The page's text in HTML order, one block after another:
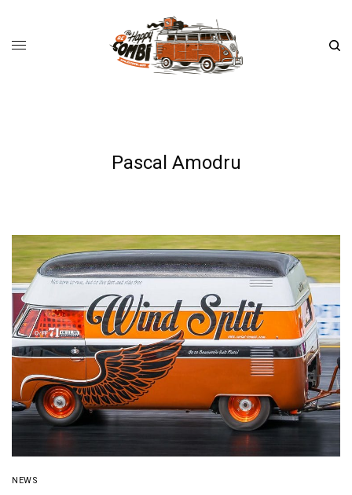
Pascal Amodru
NEWS